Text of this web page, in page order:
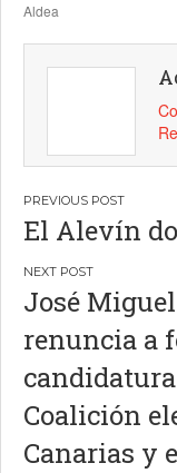
Aldea
de
entradas
El Alevín
José
renuncia a
Coalición
Canarias y